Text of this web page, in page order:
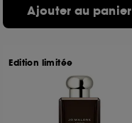
Ajouter au panier
Edition limitée